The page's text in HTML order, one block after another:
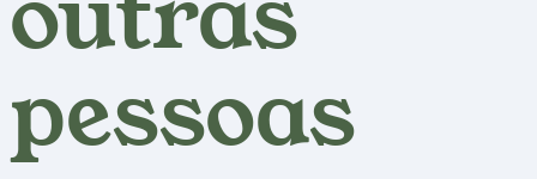
pessoas